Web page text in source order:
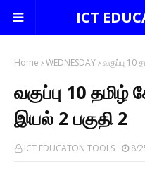
ICT
Home WEDNESDAY வகுப்பு 10
வகுப்பு 10 தமிழ்
இயல் 2 பகுதி 2
ICT EDUCATON TOOLS 8/